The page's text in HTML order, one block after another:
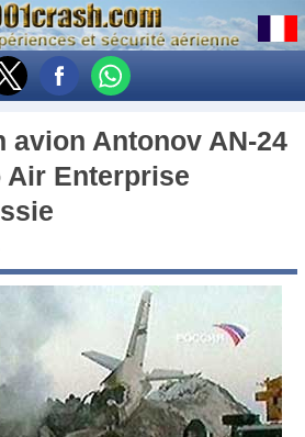
avion Antonov AN-24
Air Enterprise